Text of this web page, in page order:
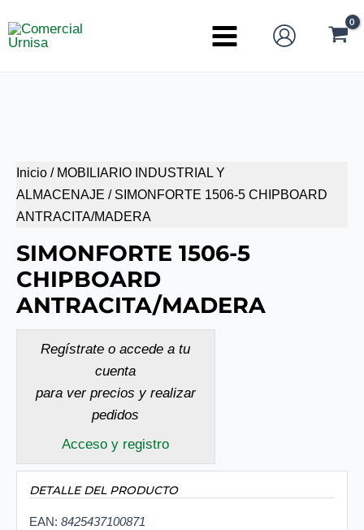
al
Main
Inicio / MOBILIARIO INDUSTRIAL Y
ALMACENAJE / SIMONFORTE 1506-5 CHIPBOARD
ANTRACITA/MADERA
SIMONFORTE 1506-5
CHIPBOARD
ANTRACITA/MADERA
Regístrate o accede a tu
cuenta
para ver precios y realizar
pedidos
Acceso y registro
DETALLE DEL PRODUCTO
EAN: 8425437100871